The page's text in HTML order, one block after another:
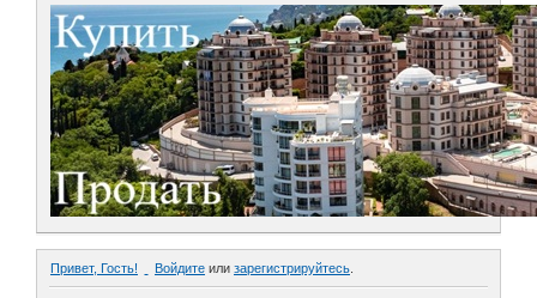
Привет, Гость! Войдите или зарегистрируйтесь